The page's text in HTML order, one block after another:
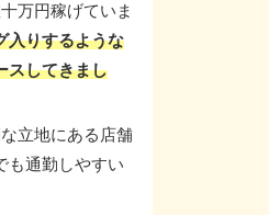
万円稼げていま
入りするような
スしてきまし
立地にある店舗
も通勤しやすい